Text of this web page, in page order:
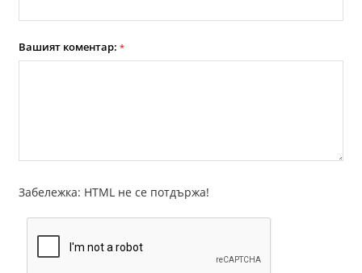
Вашият коментар: *
Забележка: HTML не се потдържа!